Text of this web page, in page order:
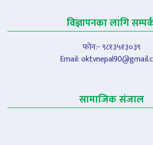
विज्ञापनका लागि
फोन:- ९८१३५१३०३९
Email:
सामाजिक संजाल